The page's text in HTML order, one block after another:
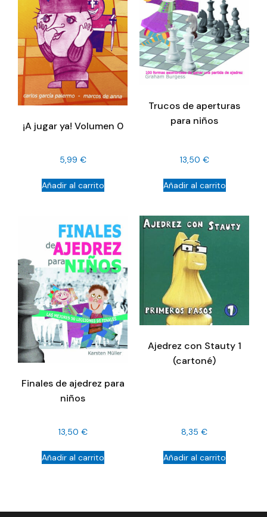
¡A jugar ya! Volumen 0
5,99 €
Añadir al carrito
Trucos de aperturas
para niños
13,50 €
Añadir al carrito
Finales de ajedrez para
niños
13,50 €
Añadir al carrito
Ajedrez con Stauty 1
(cartoné)
8,35 €
Añadir al carrito